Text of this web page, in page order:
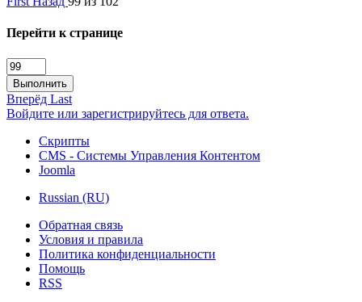
Перейти к странице
Выполнить
Вперёд Last
Войдите или зарегистрируйтесь для ответа.
Скрипты
CMS - Системы Управления Контентом
Joomla
Russian (RU)
Обратная связь
Условия и правила
Политика конфиденциальности
Помощь
RSS